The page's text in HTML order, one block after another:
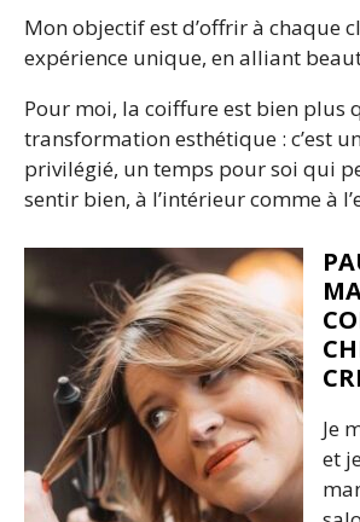
Mon objectif est d’offrir à chaque
expérience unique, en alliant
Pour moi, la coiffure est bien plus
transformation esthétique : c’est
privilégié, un temps pour soi qui
sentir bien, à l’intérieur comme à
Je
et